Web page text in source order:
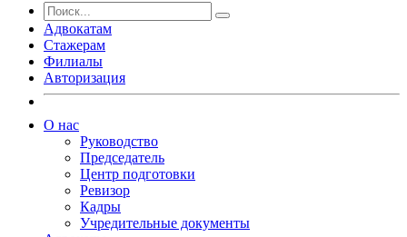
Адвокатам
Стажерам
Филиалы
Авторизация
О нас
Руководство
Председатель
Центр подготовки
Ревизор
Кадры
Учредительные документы